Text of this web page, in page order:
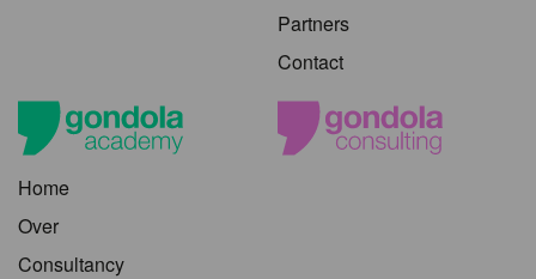
Partners
Contact
Home
Over
Consultancy